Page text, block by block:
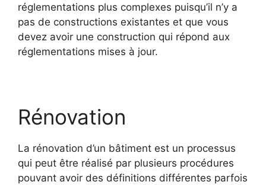
réglementations plus complexes puisqu’il n’y a
pas de constructions existantes et que vous
devez avoir une construction qui répond aux
réglementations mises à jour.
Rénovation
La rénovation d’un bâtiment est un processus
qui peut être réalisé par plusieurs procédures
pouvant avoir des définitions différentes parfois